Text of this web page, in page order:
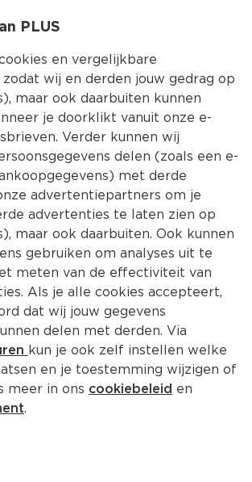
Kies jouw
Producten
Naturel
(per kilo €10.83)
PLUS
en vergelijkbare
wij en derden jouw gedrag op
maar ook daarbuiten kunnen
je doorklikt vanuit onze e-
Verder kunnen wij
delen (zoals een e-
met derde
advertentiepartners om je
advertenties te laten zien op
maar ook daarbuiten. Ook kunnen
gebruiken om analyses uit te
meten van de effectiviteit van
Als je alle cookies accepteert,
dat wij jouw gegevens
delen met derden. Via
kun je ook zelf instellen welke
en je toestemming wijzigen of
meer in ons cookiebeleid en
.